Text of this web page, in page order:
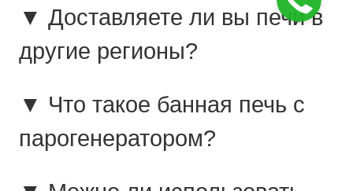
▼ Доставляете ли вы печи в
другие регионы?
▼ Что такое банная печь с
парогенератором?